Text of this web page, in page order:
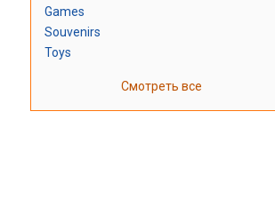
Games
Souvenirs
Toys
Смотреть все